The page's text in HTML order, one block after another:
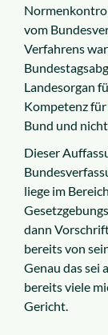
Über uns
Karriere
vom
Verfahrens
Landesorgan
Kompetenz
Bund und
Dieser
liege im
dann
bereits von
Genau das sei
bereits viele
Gericht.